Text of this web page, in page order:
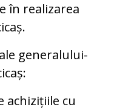
în realizarea
generalului-
achizițiile cu